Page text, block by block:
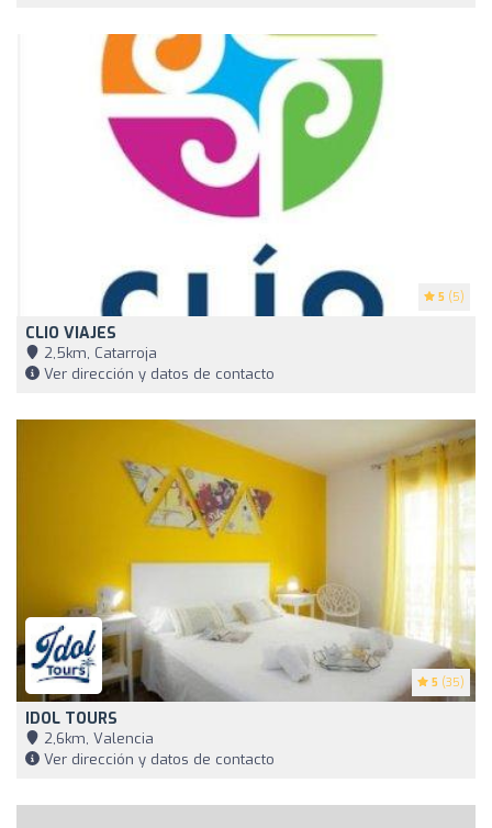
5 (5)
CLIO VIAJES
2,5km, Catarroja
Ver dirección y datos de contacto
5 (35)
IDOL TOURS
2,6km, Valencia
Ver dirección y datos de contacto